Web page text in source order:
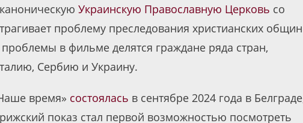
Украинскую Православную Церковь со
проблему преследования христианских общин
в фильме делятся граждане ряда стран,
Сербию и Украину.
время» состоялась в сентябре 2024 года в
показ стал первой возможностью посмотреть